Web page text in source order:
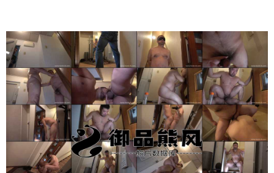
今回は中年親父に玄関全裸勃起待機指
令!!のこのこやってきたデカムチ短髪
髭を犯しまくる!!
当前隐藏内容需要支付600熊币 已有78人支付 登录
立刻注册 0 收藏